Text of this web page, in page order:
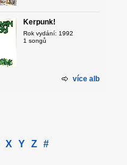
Kerpunk!
Rok vydání: 1992
1 songů
více alb
X Y Z #